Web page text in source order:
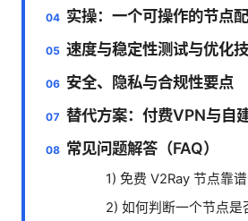
实操：一个可操作的节点
速度与稳定性测试与优化
安全、隐私与合规性要点
替代方案：付费VPN与自
常见问题解答（FAQ）
1) 免费 V2Ray 节点靠谱
2) 如何判断一个节点是